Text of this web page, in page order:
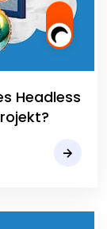
Headless